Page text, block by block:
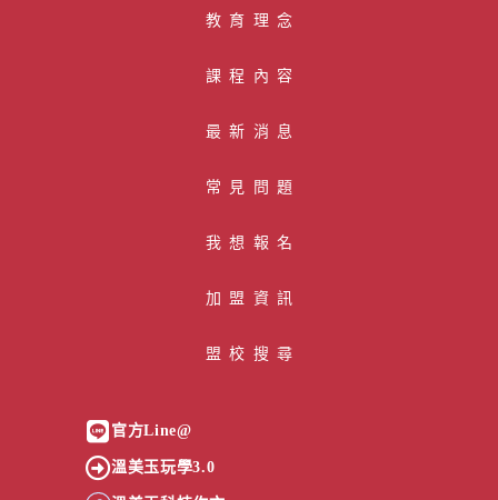
教育理念
課程內容
最新消息
常見問題
我想報名
加盟資訊
盟校搜尋
官方Line@
溫美玉玩學3.0